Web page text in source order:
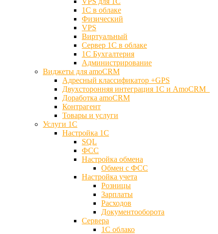
1С в облаке
Физический
VPS
Виртуальный
Сервер 1С в облаке
1С Бухгалтерия
Администрирование
Виджеты для amoCRM
Адресный классификатор +GPS
Двухсторонняя интеграция 1С и AmoCRM
Доработка amoCRM
Контрагент
Товары и услуги
Услуги 1С
Настройка 1С
SQL
ФСС
Настройка обмена
Обмен с ФСС
Настройка учета
Розницы
Зарплаты
Расходов
Документооборота
Сервера
1С облако